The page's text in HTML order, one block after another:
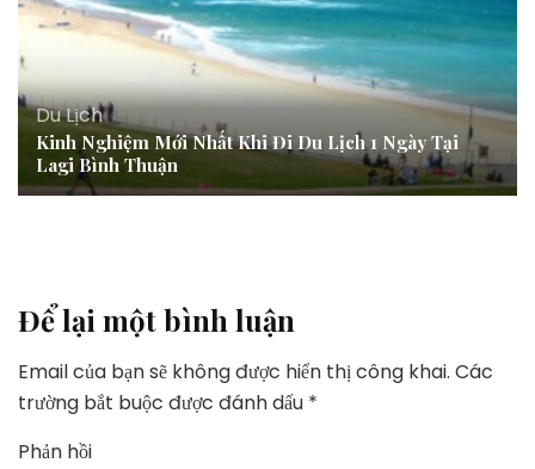
Du Lịch
Kinh Nghiệm Mới Nhất Khi Đi Du Lịch 1 Ngày Tại
Lagi Bình Thuận
Để lại một bình luận
Email của bạn sẽ không được hiển thị công khai. Các
trường bắt buộc được đánh dấu *
Phản hồi